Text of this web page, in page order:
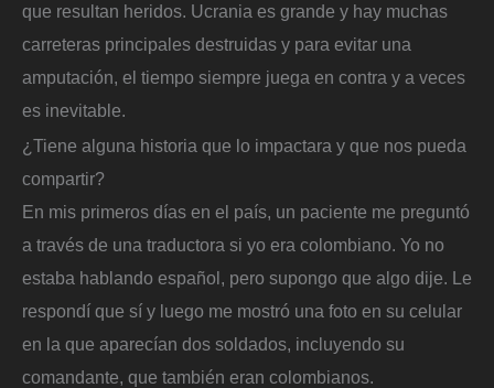
que resultan heridos. Ucrania es grande y hay muchas
carreteras principales destruidas y para evitar una
amputación, el tiempo siempre juega en contra y a veces
es inevitable.
¿Tiene alguna historia que lo impactara y que nos pueda
compartir?
En mis primeros días en el país, un paciente me preguntó
a través de una traductora si yo era colombiano. Yo no
estaba hablando español, pero supongo que algo dije. Le
respondí que sí y luego me mostró una foto en su celular
en la que aparecían dos soldados, incluyendo su
comandante, que también eran colombianos.